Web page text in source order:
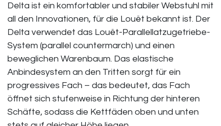
Delta ist ein komfortabler und stabiler Webstuhl mit
all den Innovationen, für die Louët bekannt ist. Der
Delta verwendet das Louët-Parallellatzugetriebe-
System (parallel countermarch) und einen
beweglichen Warenbaum. Das elastische
Anbindesystem an den Tritten sorgt für ein
progressives Fach – das bedeutet, das Fach
öffnet sich stufenweise in Richtung der hinteren
Schäfte, sodass die Kettfäden oben und unten